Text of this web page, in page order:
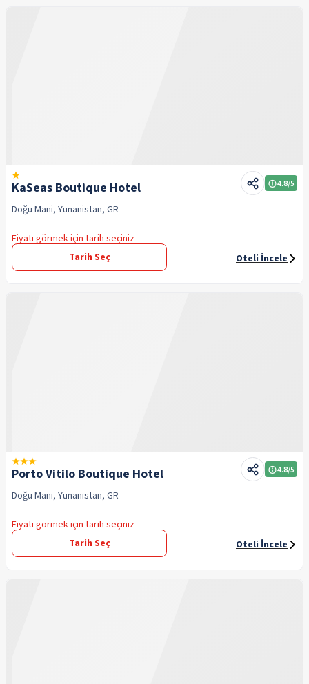
KaSeas Boutique Hotel 4.8/5
Doğu Mani, Yunanistan, GR
Fiyatı görmek için tarih seçiniz
Tarih Seç
Oteli İncele
Porto Vitilo Boutique Hotel 4.8/5
Doğu Mani, Yunanistan, GR
Fiyatı görmek için tarih seçiniz
Tarih Seç
Oteli İncele